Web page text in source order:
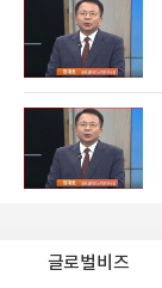
글로벌비즈